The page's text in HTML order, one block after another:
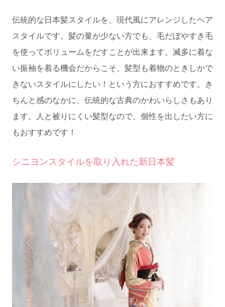
伝統的な日本髪スタイルを、現代風にアレンジしたヘア
スタイルです。髪の量が少ない方でも、毛だぼやすき毛
を使ってボリュームをだすことが出来ます。滅多に着な
い振袖を着る機会だからこそ、髪型も着物のときしかで
きないスタイルにしたい！という方におすすめです。き
ちんと感のなかに、伝統的な古典のかわいらしさもあり
ます。人と被りにくい髪型なので、個性を出したい方に
もおすすめです！
シニヨンスタイルを取り入れた新日本髪